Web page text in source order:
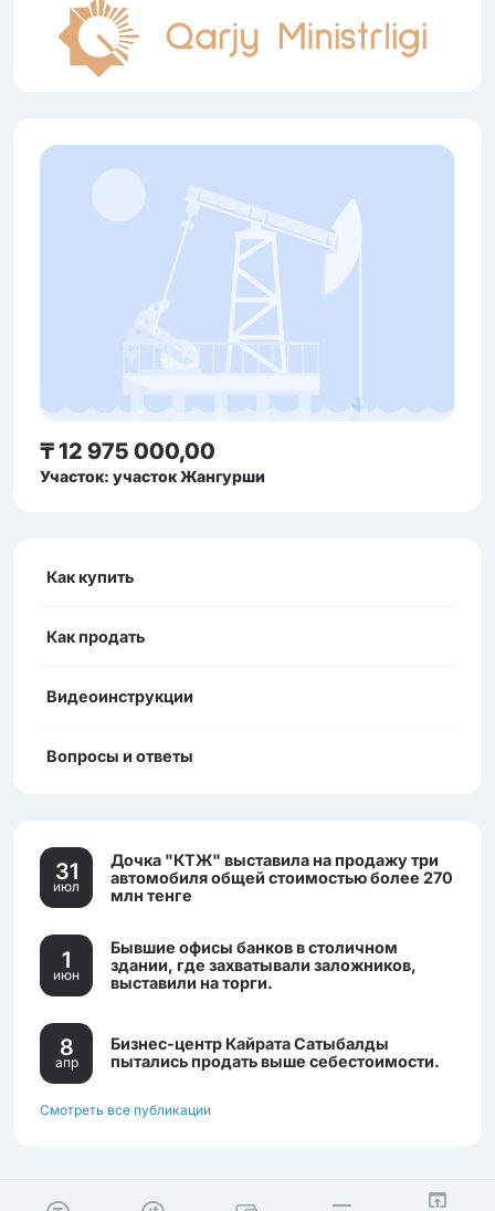
₸ 12 975 000,00
Участок: участок Жангурши
Как купить
Как продать
Видеоинструкции
Вопросы и ответы
31
июл
Дочка "КТЖ" выставила на продажу три
автомобиля общей стоимостью более 270
млн тенге
1
июн
Бывшие офисы банков в столичном
здании, где захватывали заложников,
выставили на торги.
8
апр
Бизнес-центр Кайрата Сатыбалды
пытались продать выше себестоимости.
Смотреть все публикации